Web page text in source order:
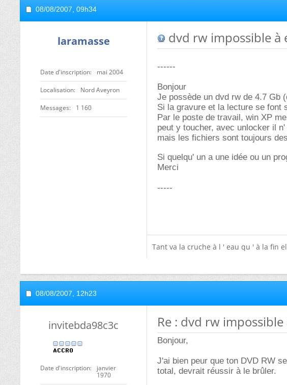
08/08/2007, 09h34
laramasse
Date d'inscription mai 2004
Localisation Nord Aveyron
Messages 1 160
dvd rw impossible à
------
Bonjour
Je possède un dvd rw de 4.7 Gb
Si la gravure et la lecture se font
Par le poste de travail, win XP
peut y toucher, avec unlocker il
mais les fichiers sont toujours
Si quelqu' un a une idée ou un
Merci
-----
Tant va la cruche à l ' eau qu ' à la fin
08/08/2007, 12h23
invitebda98c3c
Date d'inscription
janvier
1970
Re : dvd rw
Bonjour,
J'ai bien peur que ton DVD RW
total, devrait réussir à le brûler.